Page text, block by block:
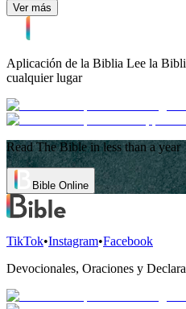
Ver más
Aplicación de la Biblia Lee la
cualquier lugar
Read The Bible in less than a year
Bible Online
TikTok•Instagram•Facebook
Devocionales, Oraciones y